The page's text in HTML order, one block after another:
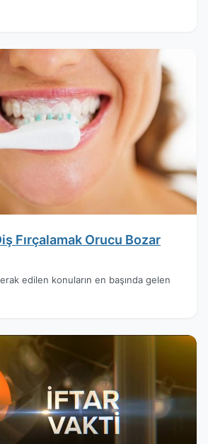
Fırçalamak Orucu Bozar
edilen konuların en başında gelen